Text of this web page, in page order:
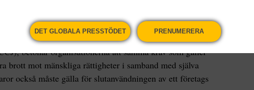
Corporations (Somo), European Center for
Rights (ECCHR), OECD Watch och European Coalition
betonar organisationerna att samma krav som gäller
brott mot mänskliga rättigheter i samband med själva
också måste gälla för slutanvändningen av ett företags
DET GLOBALA PRESSTÖDET PRENUMERERA